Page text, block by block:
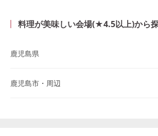
料理が美味しい会場(★4.5以上)から
鹿児島県
鹿児島市・周辺